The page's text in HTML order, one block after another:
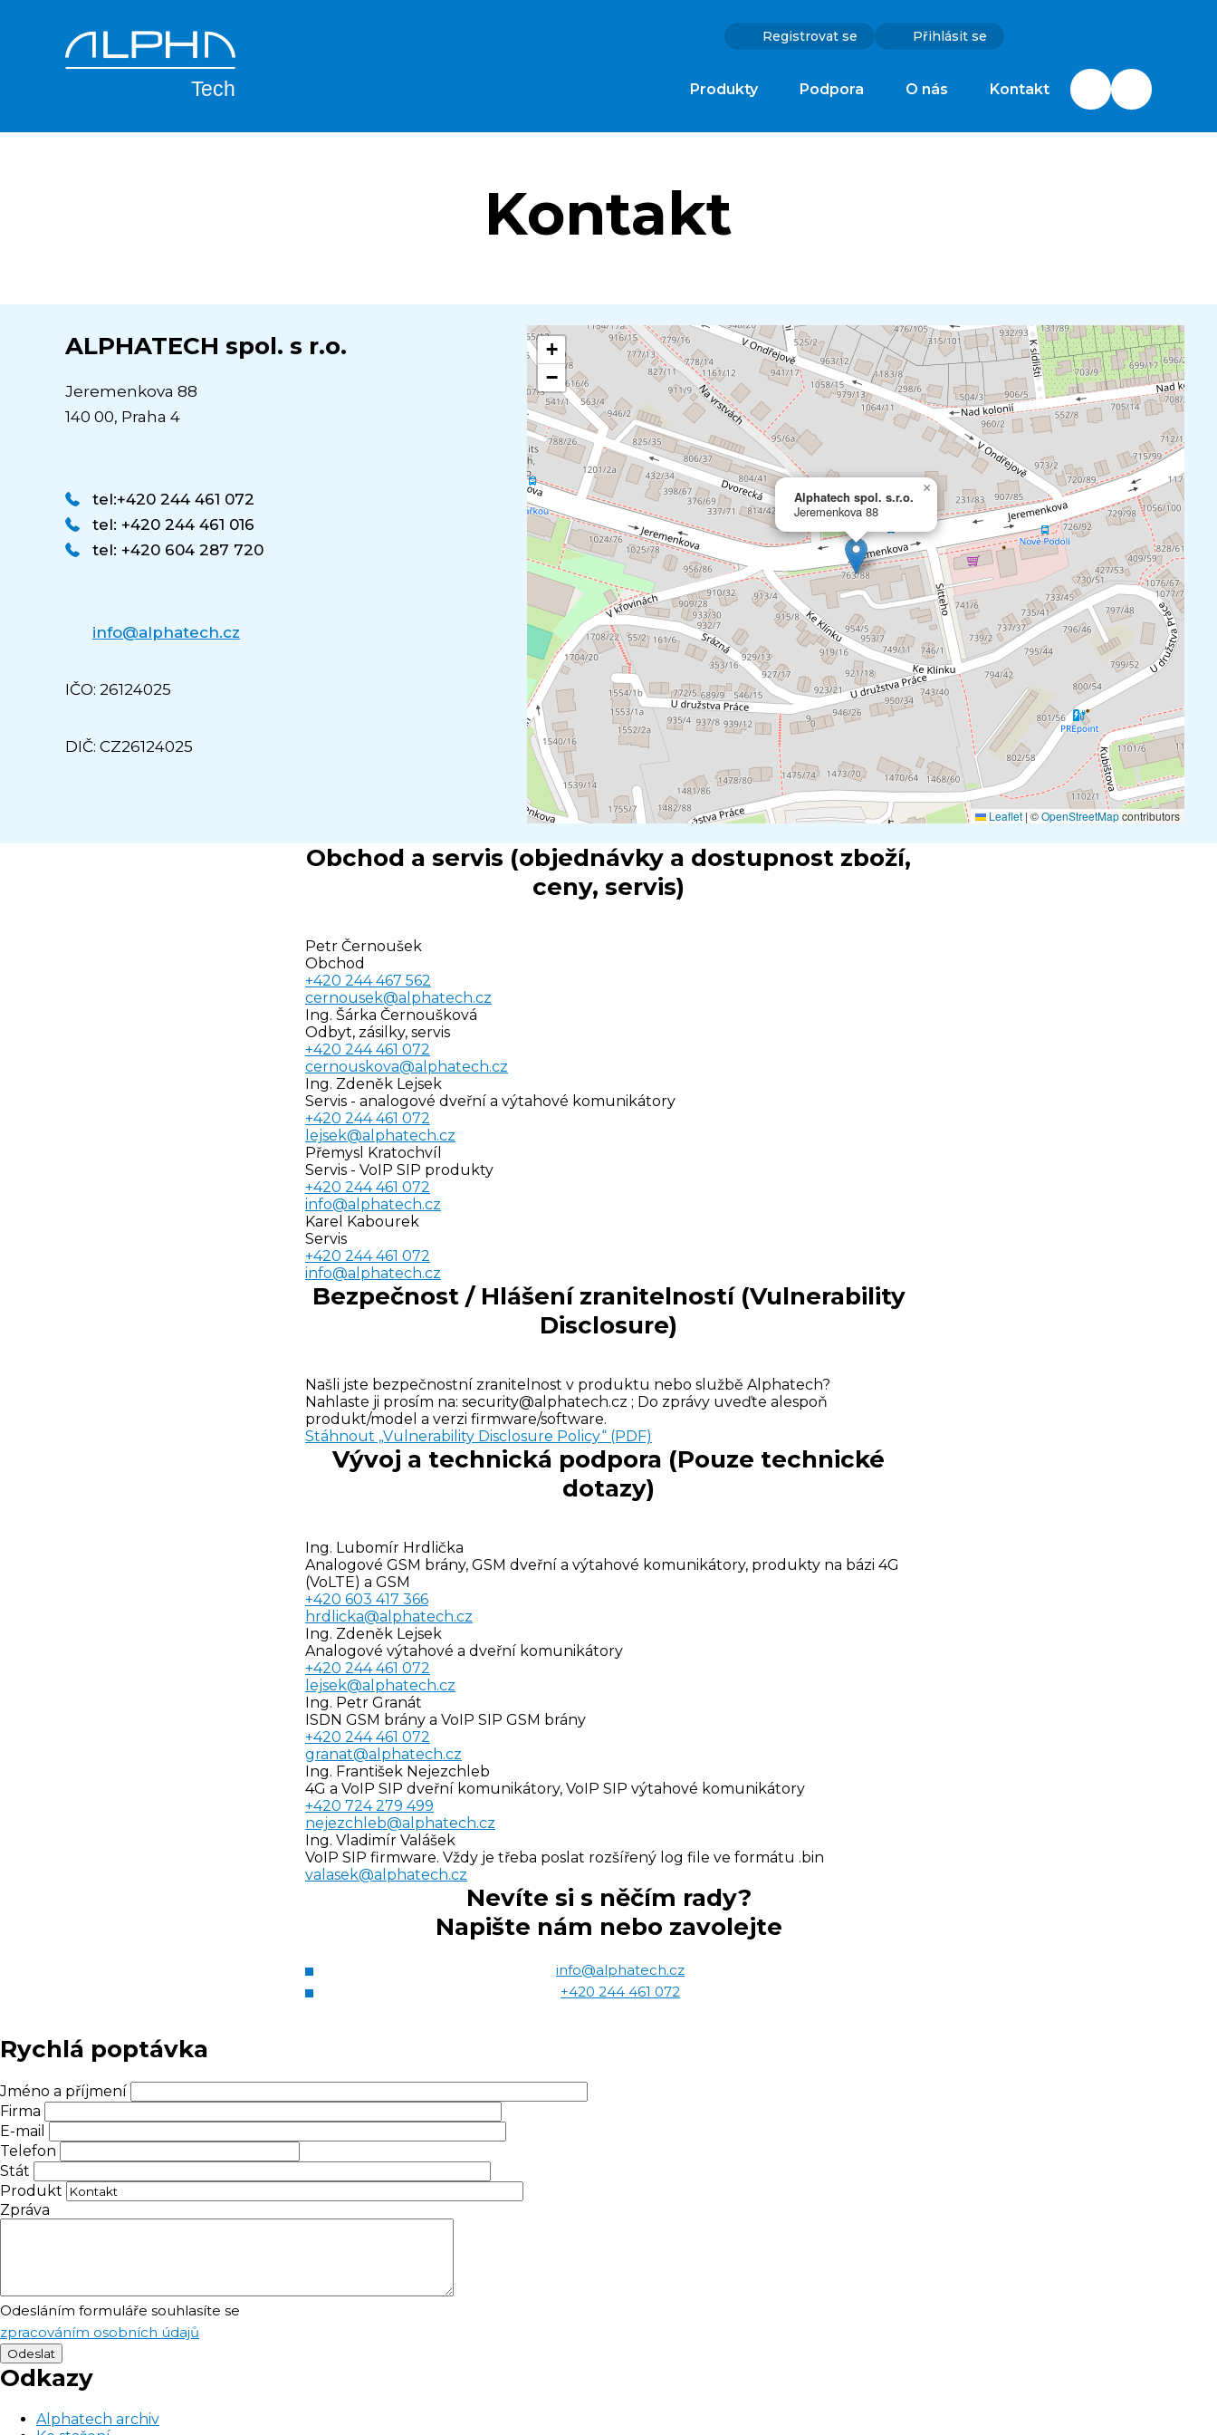
hlavnímu
Registrovat se Přihlásit se
Produkty Podpora O nás Kontakt
Kontakt
ALPHATECH spol. s r.o.
Jeremenkova 88
140 00, Praha 4
tel:+420 244 461 072
tel: +420 244 461 016
tel: +420 604 287 720
info@alphatech.cz
IČO: 26124025
DIČ: CZ26124025
Alphatech spol. s.r.o.
Jeremenkova 88
×
+
−
Leaflet | ©OpenStreetMapcontributors
Obchod a servis (objednávky a dostupnost zboží,
ceny, servis)
Petr Černoušek
Obchod
+420 244 467 562
cernousek@alphatech.cz
Ing. Šárka Černoušková
Odbyt, zásilky, servis
+420 244 461 072
cernouskova@alphatech.cz
Ing. Zdeněk Lejsek
Servis - analogové dveřní a výtahové komunikátory
+420 244 461 072
lejsek@alphatech.cz
Přemysl Kratochvíl
Servis - VoIP SIP produkty
+420 244 461 072
info@alphatech.cz
Karel Kabourek
Servis
+420 244 461 072
info@alphatech.cz
Bezpečnost / Hlášení zranitelností (Vulnerability
Disclosure)
Našli jste bezpečnostní zranitelnost v produktu nebo službě Alphatech?
Nahlaste ji prosím na: security@alphatech.cz ; Do zprávy uveďte alespoň
produkt/model a verzi firmware/software.
Stáhnout „Vulnerability Disclosure Policy“ (PDF)
Vývoj a technická podpora (Pouze technické
dotazy)
Ing. Lubomír Hrdlička
Analogové GSM brány, GSM dveřní a výtahové komunikátory, produkty na bázi 4G
(VoLTE) a GSM
+420 603 417 366
hrdlicka@alphatech.cz
Ing. Zdeněk Lejsek
Analogové výtahové a dveřní komunikátory
+420 244 461 072
lejsek@alphatech.cz
Ing. Petr Granát
ISDN GSM brány a VoIP SIP GSM brány
+420 244 461 072
granat@alphatech.cz
Ing. František Nejezchleb
4G a VoIP SIP dveřní komunikátory, VoIP SIP výtahové komunikátory
+420 724 279 499
nejezchleb@alphatech.cz
Ing. Vladimír Valášek
VoIP SIP firmware. Vždy je třeba poslat rozšířený log file ve formátu .bin
valasek@alphatech.cz
Nevíte si s něčím rady?
Napište nám nebo zavolejte
info@alphatech.cz
+420 244 461 072
Rychlá poptávka
Jméno a příjmení
Firma
E-mail
Telefon
Stát
Produkt
Zpráva
Odesláním formuláře souhlasíte se
zpracováním osobních údajů
Odkazy
Alphatech archiv